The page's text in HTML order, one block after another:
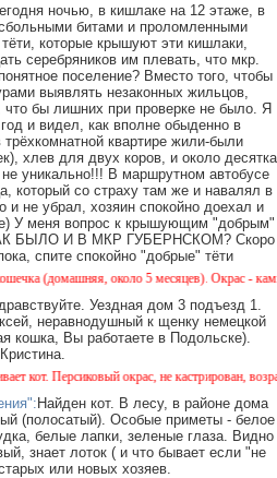
ночью, в кишлаке на 12 этаже, в
битами и проломленными
которые крышуют эти кишлаки,
серебряников им плевать, что мкр.
поселение? Вместо того, чтобы
выявлять незаконных жильцов,
бы лишних при проверке не было. Я
и видел, как вполне обыденно в
квартире жили-были
хлев для двух коров, и около десятка
уникально!!! В маршрутном автобусе
который со страху там же и навалял в
и не убрал, хозяин спокойно доехал и
У меня вопрос к крышующим "добрым"
БЫЛО И В МКР ГУБЕРНСКОМ? Скоро
спите спокойно "добрые" тёти
(домашняя, около 5 месяцев). Окрас -
Уездная дом 3 подъезд 1.
неравнодушный к щенку немецкой
кошка, Вы работаете в Подольске).
Кристина.
Персиковый окрас, не кастрирован,
Найден кот. В лесу, в районе дома
(полосатый). Особые приметы - белое
белые лапки, зеленые глаза. Видно
знает лоток ( и что бывает если "не
или новых хозяев.